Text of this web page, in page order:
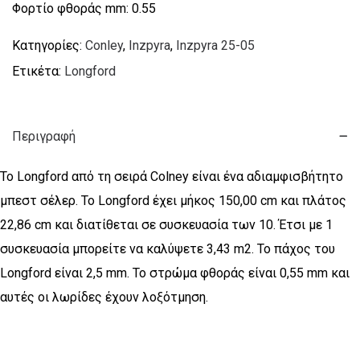
Φορτίο φθοράς mm: 0.55
Κατηγορίες: Conley, Inzpyra, Inzpyra 25-05
Ετικέτα: Longford
Περιγραφή
Το Longford από τη σειρά Colney είναι ένα αδιαμφισβήτητο
μπεστ σέλερ. Το Longford έχει μήκος 150,00 cm και πλάτος
22,86 cm και διατίθεται σε συσκευασία των 10. Έτσι με 1
συσκευασία μπορείτε να καλύψετε 3,43 m2. Το πάχος του
Longford είναι 2,5 mm. Το στρώμα φθοράς είναι 0,55 mm και
αυτές οι λωρίδες έχουν λοξότμηση.